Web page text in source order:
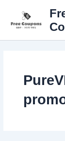
contenuto